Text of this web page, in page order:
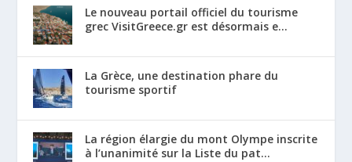
Le nouveau portail officiel du tourisme
grec VisitGreece.gr est désormais e...
La Grèce, une destination phare du
tourisme sportif
La région élargie du mont Olympe inscrite
à l’unanimité sur la Liste du pat...